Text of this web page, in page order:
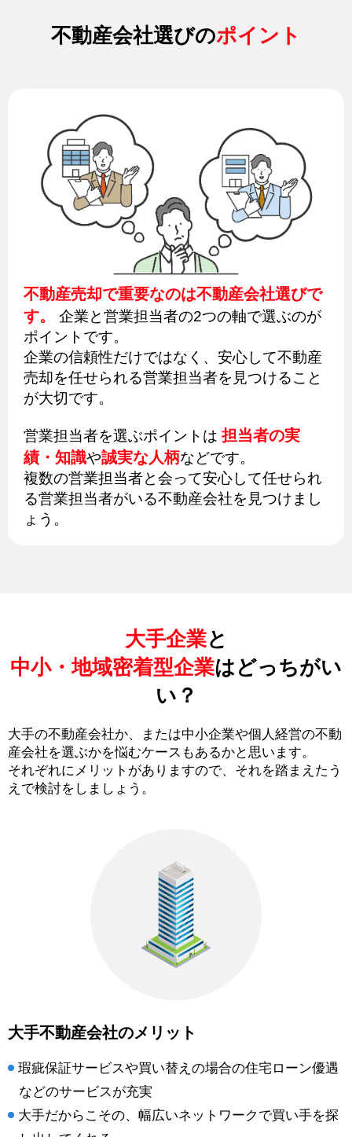
不動産会社選びのポイント
不動産売却で重要なのは不動産会社選びで
す。
企業と営業担当者の2つの軸で選ぶのが
ポイントです。
企業の信頼性だけではなく、安心して不動産
売却を任せられる営業担当者を見つけること
が大切です。
営業担当者を選ぶポイントは 担当者の実
績・知識や誠実な人柄などです。
複数の営業担当者と会って安心して任せられ
る営業担当者がいる不動産会社を見つけまし
ょう。
大手企業と
中小・地域密着型企業はどっちがい
い？
大手の不動産会社か、または中小企業や個人経営の不動
産会社を選ぶかを悩むケースもあるかと思います。
それぞれにメリットがありますので、それを踏まえたう
えで検討をしましょう。
大手不動産会社のメリット
瑕疵保証サービスや買い替えの場合の住宅ローン優遇
などのサービスが充実
大手だからこその、幅広いネットワークで買い手を探